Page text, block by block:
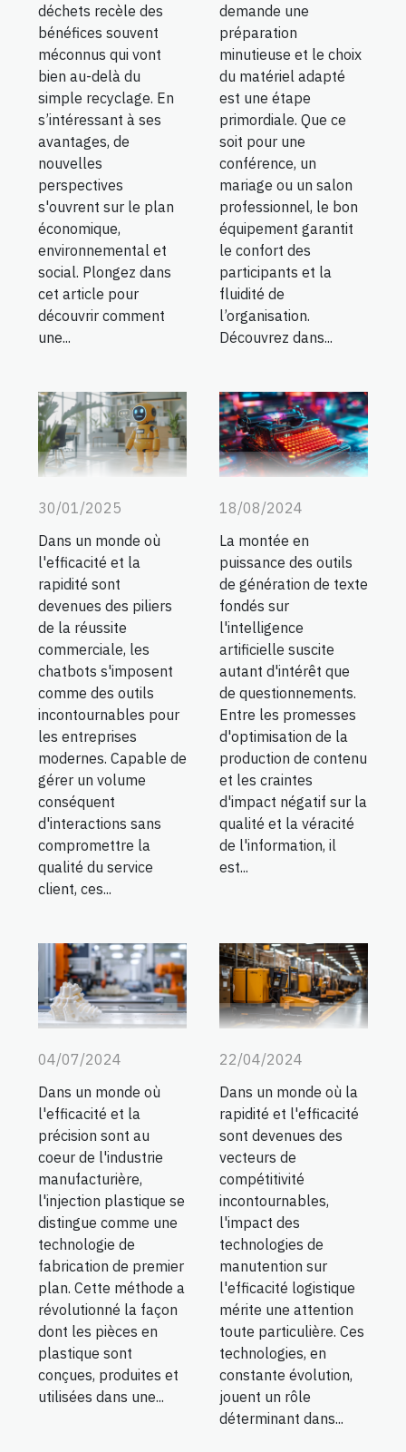
déchets recèle des
bénéfices souvent
méconnus qui vont
bien au-delà du
simple recyclage. En
s’intéressant à ses
avantages, de
nouvelles
perspectives
s'ouvrent sur le plan
économique,
environnemental et
social. Plongez dans
cet article pour
découvrir comment
une...
demande une
préparation
minutieuse et le choix
du matériel adapté
est une étape
primordiale. Que ce
soit pour une
conférence, un
mariage ou un salon
professionnel, le bon
équipement garantit
le confort des
participants et la
fluidité de
l’organisation.
Découvrez dans...
30/01/2025
Dans un monde où
l'efficacité et la
rapidité sont
devenues des piliers
de la réussite
commerciale, les
chatbots s'imposent
comme des outils
incontournables pour
les entreprises
modernes. Capable de
gérer un volume
conséquent
d'interactions sans
compromettre la
qualité du service
client, ces...
18/08/2024
La montée en
puissance des outils
de génération de texte
fondés sur
l'intelligence
artificielle suscite
autant d'intérêt que
de questionnements.
Entre les promesses
d'optimisation de la
production de contenu
et les craintes
d'impact négatif sur la
qualité et la véracité
de l'information, il
est...
04/07/2024
Dans un monde où
l'efficacité et la
précision sont au
coeur de l'industrie
manufacturière,
l'injection plastique se
distingue comme une
technologie de
fabrication de premier
plan. Cette méthode a
révolutionné la façon
dont les pièces en
plastique sont
conçues, produites et
utilisées dans une...
22/04/2024
Dans un monde où la
rapidité et l'efficacité
sont devenues des
vecteurs de
compétitivité
incontournables,
l'impact des
technologies de
manutention sur
l'efficacité logistique
mérite une attention
toute particulière. Ces
technologies, en
constante évolution,
jouent un rôle
déterminant dans...